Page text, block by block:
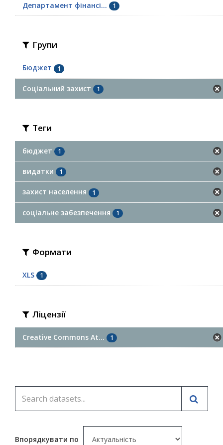
Департамент фінансі... 1
Групи
Бюджет 1
Соціальний захист 1
Теги
бюджет 1
видатки 1
захист населення 1
соціальне забезпечення 1
Формати
XLS 1
Ліцензії
Creative Commons At... 1
Впорядкувати по